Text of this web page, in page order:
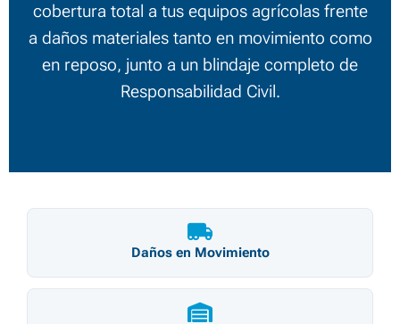
cobertura total a tus equipos agrícolas frente
a daños materiales tanto en movimiento como
en reposo, junto a un blindaje completo de
Responsabilidad Civil.
Daños en Movimiento